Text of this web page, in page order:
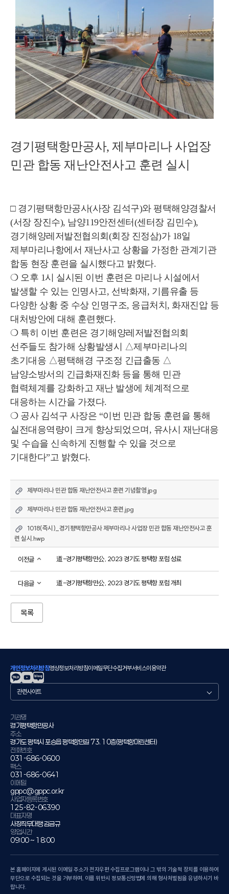
경기평택항만공사, 제부마리나 사업장
민관 합동 재난안전사고 훈련 실시
□ 경기평택항만공사(사장 김석구)와 평택해양경찰서
(서장 장진수), 남양119안전센터(센터장 김민수),
경기해양레저발전협의회(회장 진정삼)가 18일
제부마리나항에서 재난사고 상황을 가정한 관계기관
합동 현장 훈련을 실시했다고 밝혔다.
❍ 오후 1시 실시된 이번 훈련은 마리나 시설에서
발생할 수 있는 인명사고, 선박화재, 기름유출 등
다양한 상황 중 수상 인명구조, 응급처치, 화재진압 등
대처방안에 대해 훈련했다.
❍ 특히 이번 훈련은 경기해양레저발전협의회
선주들도 참가해 상황발생시 △제부마리나의
초기대응 △평택해경 구조정 긴급출동 △
남양소방서의 긴급화재진화 등을 통해 민관
협력체계를 강화하고 재난 발생에 체계적으로
대응하는 시간을 가졌다.
❍ 공사 김석구 사장은 “이번 민관 합동 훈련을 통해
실전대응역량이 크게 향상되었으며, 유사시 재난대응
및 수습을 신속하게 진행할 수 있을 것으로
기대한다”고 밝혔다.
제부마리나 민관 합동 재난안전사고 훈련 기념촬영.jpg
제부마리나 민관 합동 재난안전사고 훈련.jpg
1018(즉시)_경기평택항만공사 제부마리나 사업장 민관 합동 재난안전사고 훈
련 실시.hwp
이전글 道-경기평택항만公, 2023 경기도 평택항 포럼 성료
다음글 道-경기평택항만公, 2023 경기도 평택항 포럼 개최
목록
개인정보처리방침영상정보처리방침이메일무단수집거부서비스이용약관
관
련
이
트
기관명
경기평택항만공사
주소
경기도 평택시 포승읍 평택항만길 73. 10층(평택항마린센터)
전화번호
031-686-0600
팩스
031-686-0641
이메일
gppc@gppc.or.kr
사업자등록번호
125-82-06390
대표자명
사장직무대행 김금규
영업시간
09:00 ~ 18:00
본 홈페이지에 게시된 이메일 주소가 전자우편 수집프로그램이나 그 밖의 기술적 장치를 이용하여
무단으로 수집되는 것을 거부하며, 이를 위반시 정보통신망법에 의해 형사처벌됨을 유념하시기 바
랍니다.